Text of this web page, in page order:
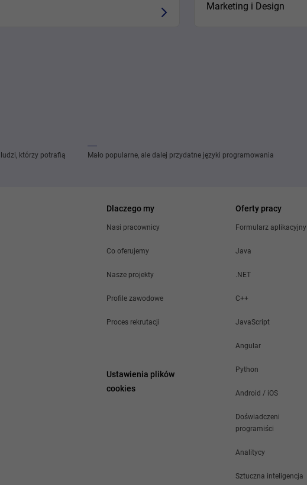
Marketing i Design
którzy potrafią
Mało popularne, ale dalej przydatne języki programowania
Dlaczego my
Nasi pracownicy
Co oferujemy
Nasze projekty
Profile zawodowe
Proces rekrutacji
Ustawienia plików
cookies
Oferty pracy
Formularz aplikacyjny
Java
.NET
C++
JavaScript
Angular
Python
Android / iOS
Doświadczeni
programiści
Analitycy
Sztuczna inteligencja